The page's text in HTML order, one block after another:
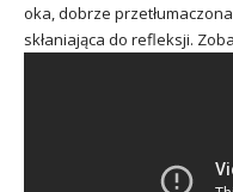
oka, dobrze
skłaniająca do refleksji.